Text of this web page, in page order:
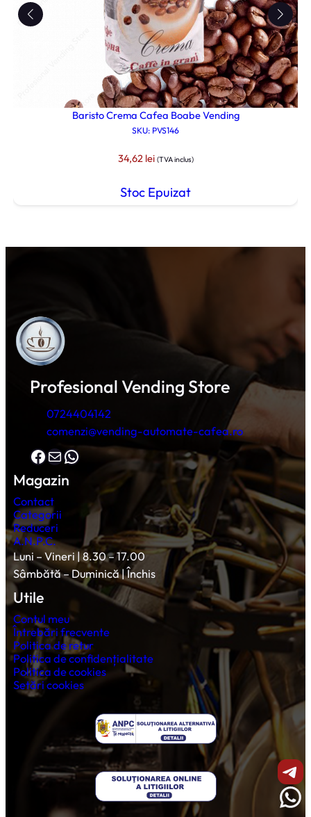
Baristo Crema Cafea Boabe Vending
SKU: PVS146
34,62 lei (TVA inclus)
Stoc Epuizat
Profesional Vending Store
0724404142
comenzi@vending-automate-cafea.ro
Facebook Mail WhatsApp
Magazin
Contact
Categorii
Reduceri
A.N.P.C.
Luni – Vineri | 8.30 – 17.00
Sâmbătă – Duminică | Închis
Utile
Contul meu
Întrebări frecvente
Politica de retur
Politica de confidențialitate
Politica de cookies
Setări cookies